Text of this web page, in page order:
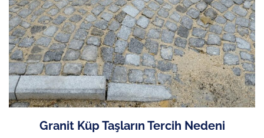
Granit Küp Taşların Tercih Nedeni